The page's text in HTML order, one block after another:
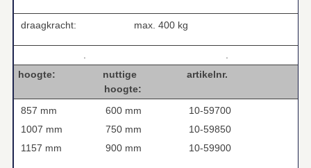
draagkracht: max. 400 kg
.
.
hoogte: nuttige artikelnr.
hoogte:
857 mm
600 mm
10-59700
1007 mm
750 mm
10-59850
1157 mm
900 mm 10-59900